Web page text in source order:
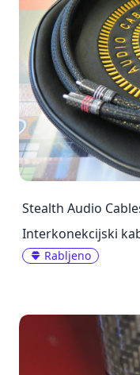
Stealth Audio
Interkonekcijski
Rabljeno